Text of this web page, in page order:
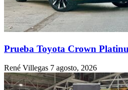
Prueba Toyota Crown
René Villegas 7 agosto, 2026